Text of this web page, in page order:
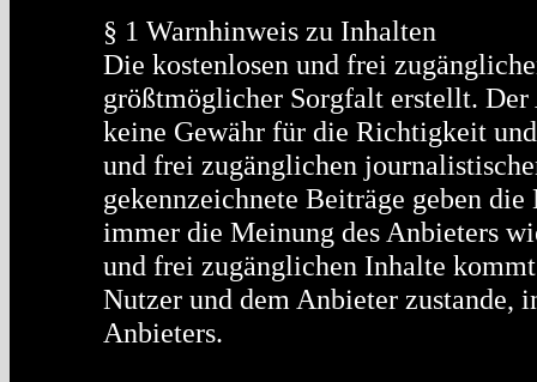
§ 1 Warnhinweis zu Inhalten
Die kostenlosen und frei
größtmöglicher Sorgfalt erstellt.
keine Gewähr für die Richtigkeit
und frei zugänglichen
gekennzeichnete Beiträge geben
immer die Meinung des Anbieters
und frei zugänglichen Inhalte
Nutzer und dem Anbieter zustande,
Anbieters.